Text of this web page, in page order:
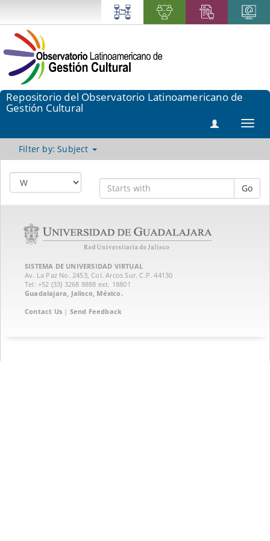
Repositorio del Observatorio Latinoamericano de
Gestión Cultural
Filter by: Subject
Go
SISTEMA DE UNIVERSIDAD VIRTUAL
Av. La Paz No. 2453, Col. Arcos Sur. C.P. 44130
Tel: +52 (33) 3268 8888‏ ext. 18801
Guadalajara, Jalisco, México.
Contact Us | Send Feedback